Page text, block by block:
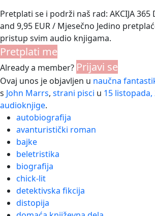
Pretplati se i podrži naš rad: AKCIJA 365
and 9,95 EUR / Mjesečno Jedino
pristup svim audio knjigama.
Pretplati me
Already a member? Prijavi se
Ovaj unos je objavljen u naučna
s John Marrs, strani pisci u 15 listopada,
audioknjige.
autobiografija
avanturistički roman
bajke
beletristika
biografija
chick-lit
detektivska fikcija
distopija